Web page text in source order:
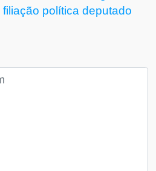
filiação política deputado